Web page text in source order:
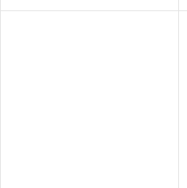
slovenština /